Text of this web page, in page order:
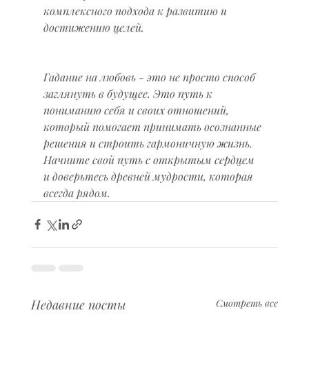
комплексного подхода к развитию и
достижению целей.
Гадание на любовь - это не просто способ
заглянуть в будущее. Это путь к
пониманию себя и своих отношений,
который помогает принимать осознанные
решения и строить гармоничную жизнь.
Начните свой путь с открытым сердцем
и доверьтесь древней мудрости, которая
всегда рядом.
Недавние посты Смотреть все